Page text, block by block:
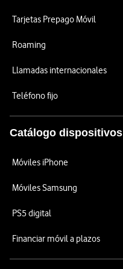
Tarjetas Prepago Móvil
Roaming
Llamadas internacionales
Teléfono fijo
Catálogo dispositivos
Móviles iPhone
Móviles Samsung
PS5 digital
Financiar móvil a plazos